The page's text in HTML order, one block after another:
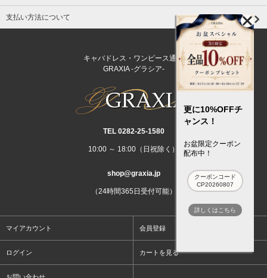
支払い方法について
キャバドレス・ワンピース通販
GRAXIA -グラシア-
TEL 0282‐25‐1580
10:00 ～ 18:00（日祝除く）
shop@graxia.jp
（24時間365日受付可能）
マイアカウント 会員登録
ログイン カートを見る
更に10%OFFチ
ャンス！
お盆限定クーポン
配布中！
クーポンコード
CP20260807
詳しくはこちら